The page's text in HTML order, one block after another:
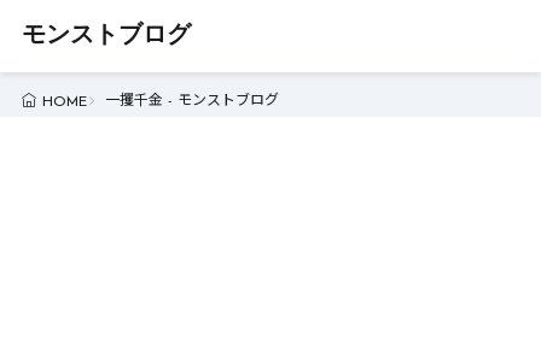
モンストブログ
HOME 一攫千金 - モンストブログ